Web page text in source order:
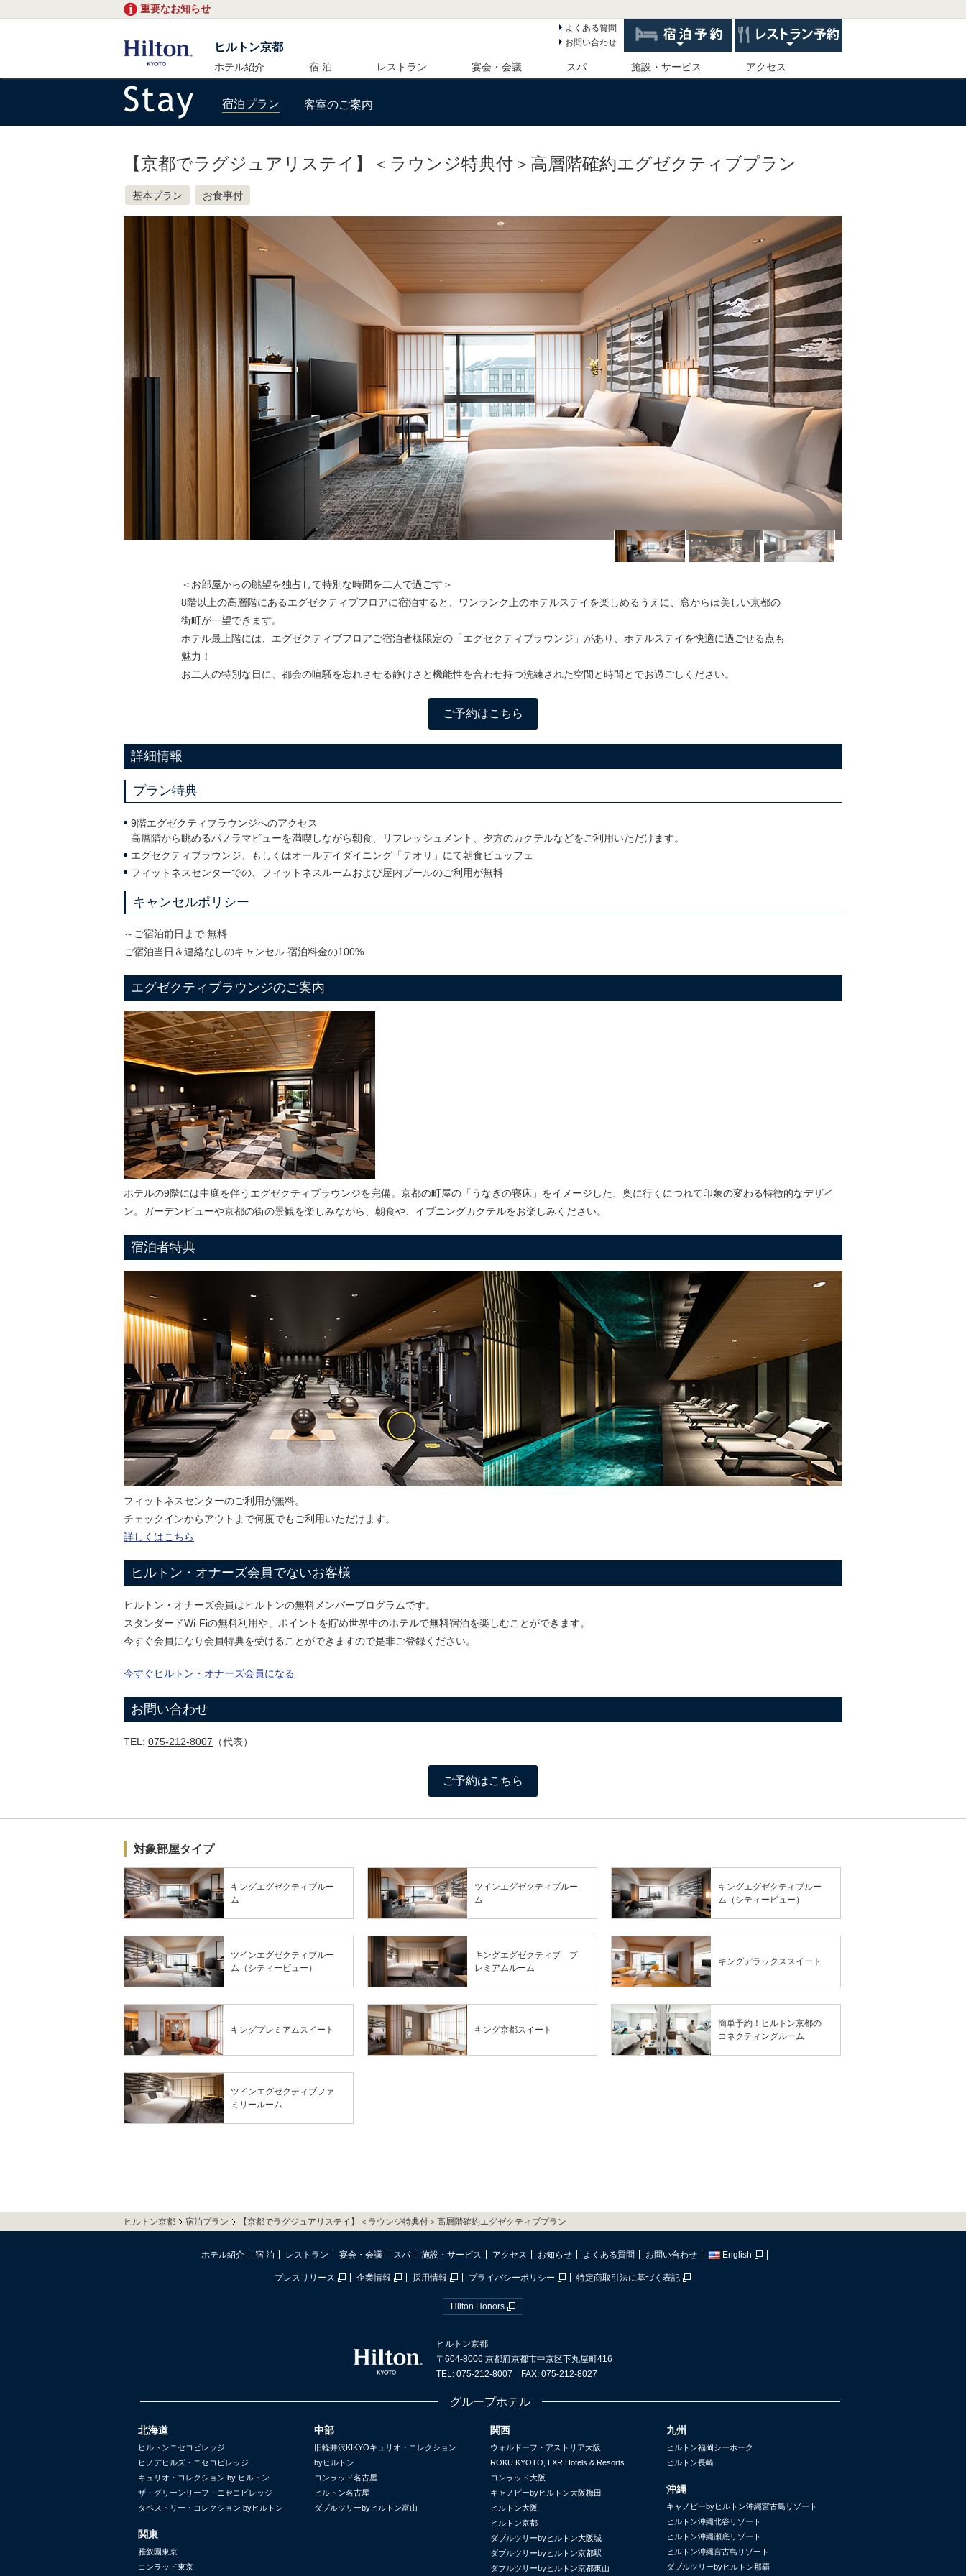
重要なお知らせ
ヒルトン京都
よくある質問
お問い合わせ
ホテル紹介 宿 泊 レストラン 宴会・会議 スパ 施設・サービス アクセス
宿泊プラン 客室のご案内
【京都でラグジュアリステイ】＜ラウンジ特典付＞高層階確約エグゼクティブプラン
基本プラン お食事付
＜お部屋からの眺望を独占して特別な時間を二人で過ごす＞
8階以上の高層階にあるエグゼクティブフロアに宿泊すると、ワンランク上のホテルステイを楽しめるうえに、窓からは美しい京都の
街町が一望できます。
ホテル最上階には、エグゼクティブフロアご宿泊者様限定の「エグゼクティブラウンジ」があり、ホテルステイを快適に過ごせる点も
魅力！
お二人の特別な日に、都会の喧騒を忘れさせる静けさと機能性を合わせ持つ洗練された空間と時間とでお過ごしください。
ご予約はこちら
詳細情報
プラン特典
9階エグゼクティブラウンジへのアクセス
高層階から眺めるパノラマビューを満喫しながら朝食、リフレッシュメント、夕方のカクテルなどをご利用いただけます。
エグゼクティブラウンジ、もしくはオールデイダイニング「テオリ」にて朝食ビュッフェ
フィットネスセンターでの、フィットネスルームおよび屋内プールのご利用が無料
キャンセルポリシー
～ご宿泊前日まで 無料
ご宿泊当日＆連絡なしのキャンセル 宿泊料金の100%
エグゼクティブラウンジのご案内
ホテルの9階には中庭を伴うエグゼクティブラウンジを完備。京都の町屋の「うなぎの寝床」をイメージした、奥に行くにつれて印象の変わる特徴的なデザイ
ン。ガーデンビューや京都の街の景観を楽しみながら、朝食や、イブニングカクテルをお楽しみください。
宿泊者特典
フィットネスセンターのご利用が無料。
チェックインからアウトまで何度でもご利用いただけます。
詳しくはこちら
ヒルトン・オナーズ会員でないお客様
ヒルトン・オナーズ会員はヒルトンの無料メンバープログラムです。
スタンダードWi-Fiの無料利用や、ポイントを貯め世界中のホテルで無料宿泊を楽しむことができます。
今すぐ会員になり会員特典を受けることができますので是非ご登録ください。
今すぐヒルトン・オナーズ会員になる
お問い合わせ
TEL: 075-212-8007 （代表）
ご予約はこちら
対象部屋タイプ
キングエグゼクティブルー
ム
ツインエグゼクティブルー
ム
キングエグゼクティブルー
ム（シティービュー）
ツインエグゼクティブルー
ム（シティービュー）
キングエグゼクティブ プ
レミアムルーム
キングデラックススイート
キングプレミアムスイート キング京都スイート
簡単予約！ヒルトン京都の
コネクティングルーム
ツインエグゼクティブファ
ミリールーム
ヒルトン京都 宿泊プラン 【京都でラグジュアリステイ】＜ラウンジ特典付＞高層階確約エグゼクティブプラン
ホテル紹介 宿 泊 レストラン 宴会・会議 スパ 施設・サービス アクセス お知らせ よくある質問 お問い合わせ English
プレスリリース 企業情報 採用情報 プライバシーポリシー 特定商取引法に基づく表記
Hilton Honors
ヒルトン京都
〒604-8006 京都府京都市中京区下丸屋町416
TEL: 075-212-8007 FAX: 075-212-8027
グループホテル
北海道
ヒルトンニセコビレッジ
ヒノデヒルズ・ニセコビレッジ
キュリオ・コレクション by ヒルトン
ザ・グリーンリーフ・ニセコビレッジ
タペストリー・コレクション byヒルトン
関東
雅叙園東京
コンラッド東京
中部
旧軽井沢KIKYOキュリオ・コレクション
byヒルトン
コンラッド名古屋
ヒルトン名古屋
ダブルツリーbyヒルトン富山
関西
ウォルドーフ・アストリア大阪
ROKU KYOTO, LXR Hotels & Resorts
コンラッド大阪
キャノピーbyヒルトン大阪梅田
ヒルトン大阪
ヒルトン京都
ダブルツリーbyヒルトン大阪城
ダブルツリーbyヒルトン京都駅
ダブルツリーbyヒルトン京都東山
九州
ヒルトン福岡シーホーク
ヒルトン長崎
沖縄
キャノピーbyヒルトン沖縄宮古島リゾート
ヒルトン沖縄北谷リゾート
ヒルトン沖縄瀬底リゾート
ヒルトン沖縄宮古島リゾート
ダブルツリーbyヒルトン那覇